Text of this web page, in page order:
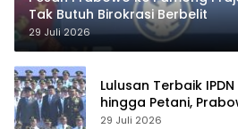
Tak Butuh Birokrasi Berbelit
29 Juli 2026
Lulusan Terbaik
hingga Petani,
Hati Saya
29 Juli 2026